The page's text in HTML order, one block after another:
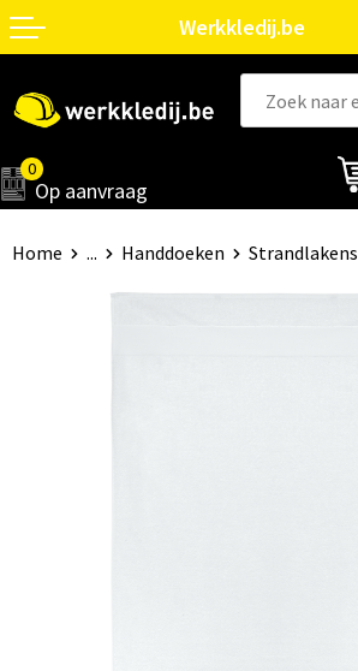
Werkkledij.be
0
Op aanvraag
Home ... Handdoeken Strandlakens